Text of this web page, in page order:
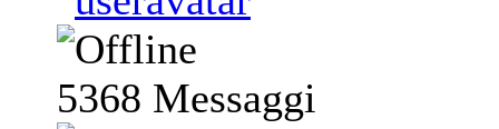
5368 Messaggi